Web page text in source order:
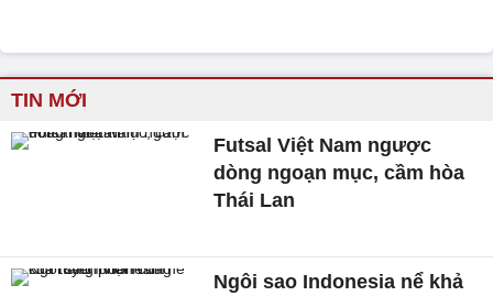
TIN MỚI
Futsal Việt Nam ngược
dòng ngoạn mục, cầm hòa
Thái Lan
Ngôi sao Indonesia nể khả